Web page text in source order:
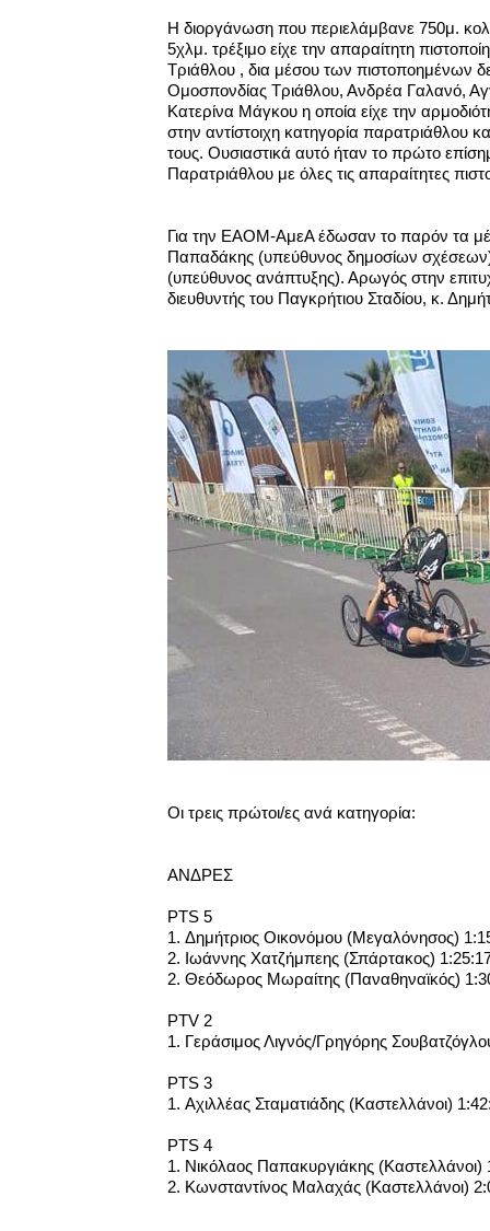
Η διοργάνωση που περιελάμβανε 750μ.
5χλμ. τρέξιμο είχε την απαραίτητη
Τριάθλου , δια μέσου των πιστοποημένων
Ομοσπονδίας Τριάθλου, Ανδρέα Γαλανό,
Κατερίνα Μάγκου η οποία είχε την
στην αντίστοιχη κατηγορία παρατριάθλου
τους. Ουσιαστικά αυτό ήταν το πρώτο
Παρατριάθλου με όλες τις απαραίτητες
Για την ΕΑΟΜ-ΑμεΑ έδωσαν το παρόν τα
Παπαδάκης (υπεύθυνος δημοσίων
(υπεύθυνος ανάπτυξης). Αρωγός στην
διευθυντής του Παγκρήτιου Σταδίου, κ.
Οι τρεις πρώτοι/ες ανά κατηγορία:
ΑΝΔΡΕΣ
PTS 5
1. Δημήτριος Οικονόμου (Μεγαλόνησος)
2. Ιωάννης Χατζήμπεης (Σπάρτακος)
2. Θεόδωρος Μωραίτης (Παναθηναϊκός)
PTV 2
1. Γεράσιμος Λιγνός/Γρηγόρης
PTS 3
1. Αχιλλέας Σταματιάδης (Καστελλάνοι)
PTS 4
1. Νικόλαος Παπακυργιάκης (Καστελλάνοι)
2. Κωνσταντίνος Μαλαχάς (Καστελλάνοι)